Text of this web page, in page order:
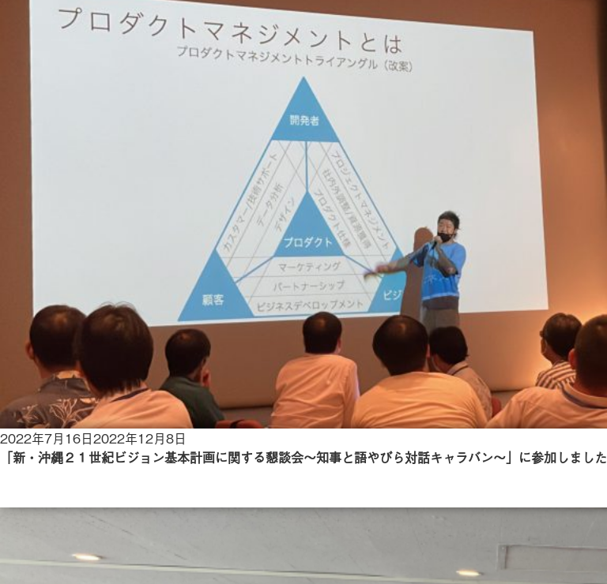
投
稿
2022年7月16日2022年12月8日
「新・沖縄２１世紀ビジョン基本計画に関する懇談会〜知事と語やびら対話キャラバン〜」に参加しました